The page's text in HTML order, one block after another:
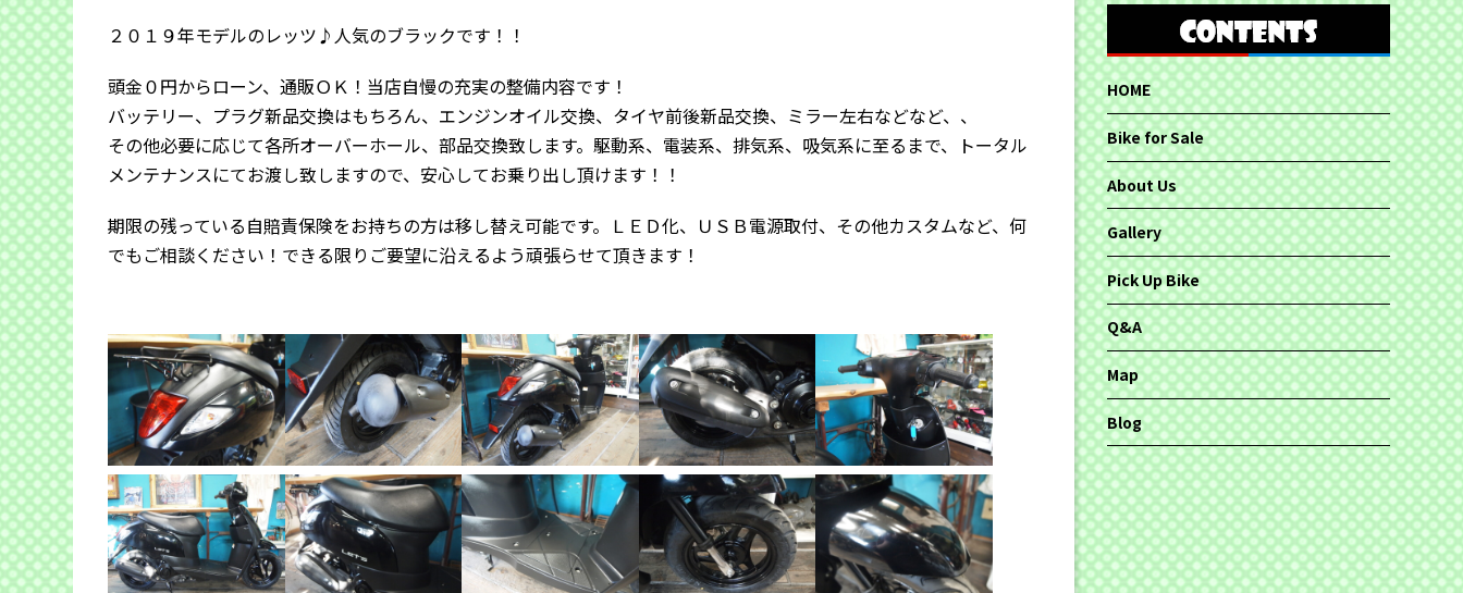
２０１９年モデルのレッツ♪人気のブラックです！！
頭金０円からローン、通販ＯＫ！当店自慢の充実の整備内容です！
バッテリー、プラグ新品交換はもちろん、エンジンオイル交換、タイヤ前後新品交換、ミラー左右などなど、、
その他必要に応じて各所オーバーホール、部品交換致します。駆動系、電装系、排気系、吸気系に至るまで、トータル
メンテナンスにてお渡し致しますので、安心してお乗り出し頂けます！！
期限の残っている自賠責保険をお持ちの方は移し替え可能です。ＬＥＤ化、ＵＳＢ電源取付、その他カスタムなど、何
でもご相談ください！できる限りご要望に沿えるよう頑張らせて頂きます！
HOME
Bike for Sale
About Us
Gallery
Pick Up Bike
Q&A
Map
Blog